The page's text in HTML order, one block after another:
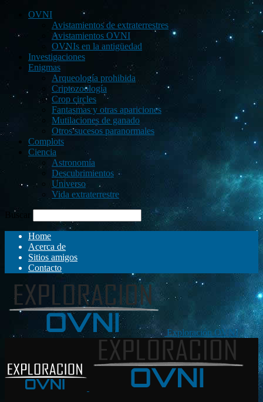
OVNI
Avistamientos de extraterrestres
Avistamientos OVNI
OVNIs en la antigüedad
Investigaciones
Enigmas
Arqueología prohibida
Criptozoología
Crop circles
Fantasmas y otras apariciones
Mutilaciones de ganado
Otros sucesos paranormales
Complots
Ciencia
Astronomía
Descubrimientos
Universo
Vida extraterrestre
Buscar
Home
Acerca de
Sitios amigos
Contacto
Exploración OVNI